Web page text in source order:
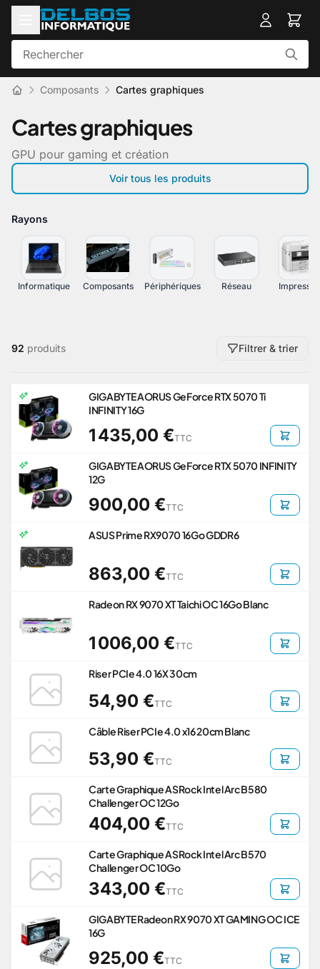
Composants Cartes graphiques
Cartes graphiques
GPU pour gaming et création
Voir tous les produits
Rayons
Informatique Composants Périphériques Réseau
92 produits Filtrer & trier
GIGABYTE AORUS GeForce RTX 5070 Ti
INFINITY 16G
1 435,00 €TTC
GIGABYTE AORUS GeForce RTX 5070 INFINITY
12G
900,00 €TTC
ASUS Prime RX9070 16Go GDDR6
863,00 €TTC
Radeon RX 9070 XT Taichi OC 16Go Blanc
1 006,00 €TTC
Riser PCIe 4.0 16X 30cm
54,90 €TTC
Câble Riser PCIe 4.0 x16 20cm Blanc
53,90 €TTC
Carte Graphique ASRock Intel Arc B580
Challenger OC 12Go
404,00 €TTC
Carte Graphique ASRock Intel Arc B570
Challenger OC 10Go
343,00 €TTC
GIGABYTE Radeon RX 9070 XT GAMING OC ICE
16G
925,00 €TTC